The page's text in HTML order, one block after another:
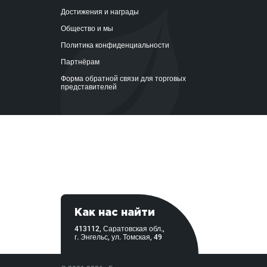
Достижения и награды
Общество и мы
Политика конфиденциальности
Партнёрам
Форма обратной связи для торговых
представителей
Как нас найти
413112, Саратовская обл.,
г. Энгельс, ул. Томская, 49